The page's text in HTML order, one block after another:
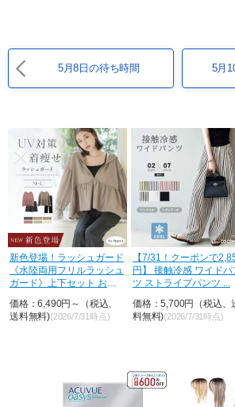
5月8日の待ち時間 5月
【7/31！クーポンで2,850
円】 接触冷感 ワイドパン
ツ ストライプパンツ ...
価格：5,700円（税込、送
料無料)(2026/7/31時点)
ほぼ即納 47%OFF!【期
限定：1,990円～2,490
円！】 パンツ レデ...
価格：1,990円～（税込
送料無料)(2026/7/31時点)